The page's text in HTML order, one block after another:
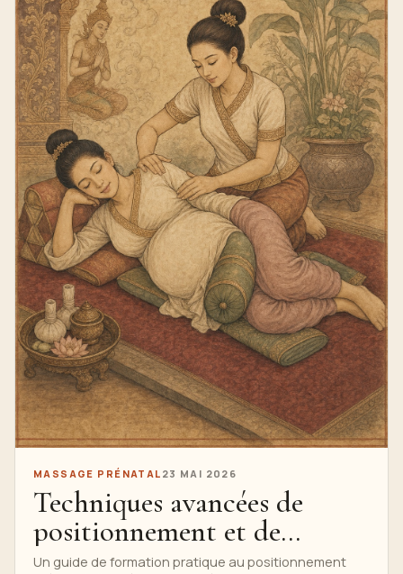
MASSAGE PRÉNATAL 23 MAI 2026
Techniques avancées de
positionnement et de
massage prénatals
Un guide de formation pratique au positionnement